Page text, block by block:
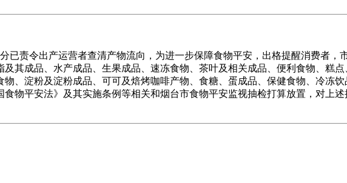
令出产运营者查清产物流向，为进一步保障食物平安，出格提醒消费者，
其成品、水产成品、生果成品、速冻食物、茶叶及相关成品、便利食物、糕点
、淀粉及淀粉成品、可可及焙烤咖啡产物、食糖、蛋成品、保健食物、冷冻
物平安法》及其实施条例等相关和烟台市食物平安监视抽检打算放置，对上